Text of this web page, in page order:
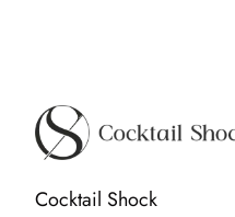
Cocktail Shock